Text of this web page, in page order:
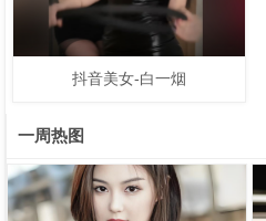
2025-06-24
抖音美女-白一烟
一周热图